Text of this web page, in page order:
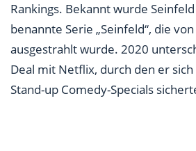
Rankings. Bekannt wurde
benannte Serie „Seinfeld“, die
ausgestrahlt wurde. 2020
Deal mit Netflix, durch den er
Stand-up Comedy-Specials